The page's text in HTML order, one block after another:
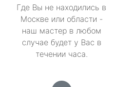
Где Вы не находились в
Москве или области -
наш мастер в любом
случае будет у Вас в
течении часа.